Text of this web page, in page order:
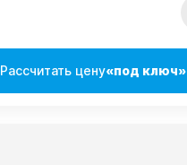
Рассчитать цену«под ключ»